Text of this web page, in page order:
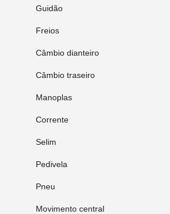
Guidão
Freios
Câmbio dianteiro
Câmbio traseiro
Manoplas
Corrente
Selim
Pedivela
Pneu
Movimento central